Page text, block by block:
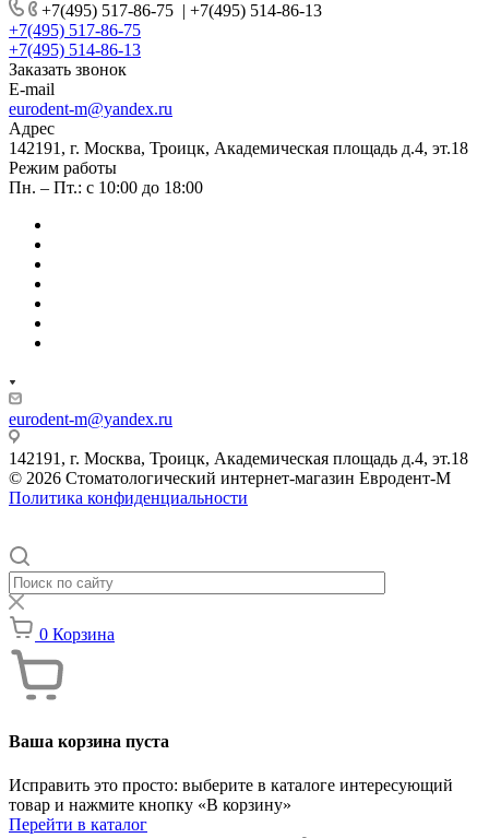
+7(495) 517-86-75 | +7(495) 514-86-13
+7(495) 517-86-75
+7(495) 514-86-13
Заказать звонок
E-mail
eurodent-m@yandex.ru
Адрес
142191, г. Москва, Троицк, Академическая площадь д.4, эт.18
Режим работы
Пн. – Пт.: с 10:00 до 18:00
eurodent-m@yandex.ru
142191, г. Москва, Троицк, Академическая площадь д.4, эт.18
© 2026 Стоматологический интернет-магазин Евродент-М
Политика конфиденциальности
0 Корзина
Ваша корзина пуста
Исправить это просто: выберите в каталоге интересующий
товар и нажмите кнопку «В корзину»
Перейти в каталог